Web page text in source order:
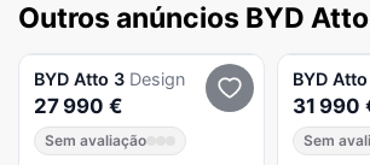
Outros anúncios BYD
BYD Atto 3 Design
27 990 €
Sem avaliação
BYD
31 990
Sem